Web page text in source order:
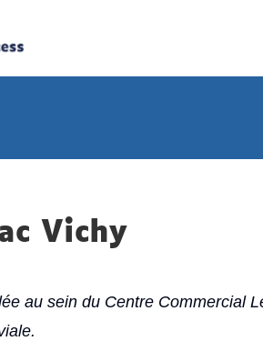
Vichy
au sein du Centre Commercial